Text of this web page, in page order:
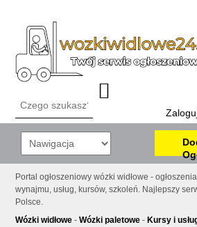
Portal ogłoszeniowy wózki widłowe -
wynajmu, usług, kursów, szkoleń. Najlepszy
Polsce.
Wózki widłowe -Wózki paletowe - Kursy i